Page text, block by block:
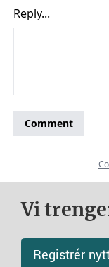
Vi
Registrér